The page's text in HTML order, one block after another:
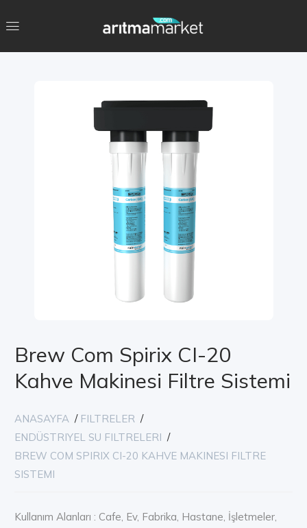
Brew Com Spirix CI-20
Kahve Makinesi Filtre Sistemi
ANASAYFA / FILTRELER /
ENDÜSTRIYEL SU FILTRELERI /
BREW COM SPIRIX CI-20 KAHVE MAKINESI FILTRE
SISTEMI
Kullanım Alanları : Cafe, Ev, Fabrika, Hastane, İşletmeler,